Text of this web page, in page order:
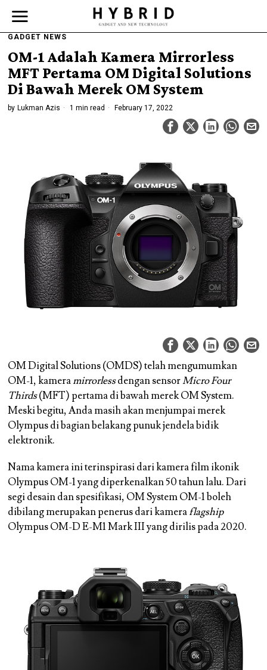
GADGET NEWS
OM-1 Adalah Kamera Mirrorless
MFT Pertama OM Digital Solutions
Di Bawah Merek OM System
by Lukman Azis 1 min read February 17, 2022
OM Digital Solutions (OMDS) telah mengumumkan
OM-1, kameramirrorlessdengan sensorMicro Four
Thirds(MFT) pertama di bawah merek OM System.
Meski begitu, Anda masih akan menjumpai merek
Olympus di bagian belakang punuk jendela bidik
elektronik.
Nama kamera ini terinspirasi dari kamera film ikonik
Olympus OM-1 yang diperkenalkan 50 tahun lalu. Dari
segi desain dan spesifikasi, OM System OM-1 boleh
dibilang merupakan penerus dari kameraflagship
Olympus OM-D E-M1 Mark III yang dirilis pada 2020.